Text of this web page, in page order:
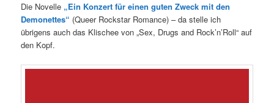
Die Novelle „Ein Konzert für einen guten Zweck mit den
Demonettes“ (Queer Rockstar Romance) – da stelle ich
übrigens auch das Klischee von „Sex, Drugs and Rock’n’Roll“ auf
den Kopf.